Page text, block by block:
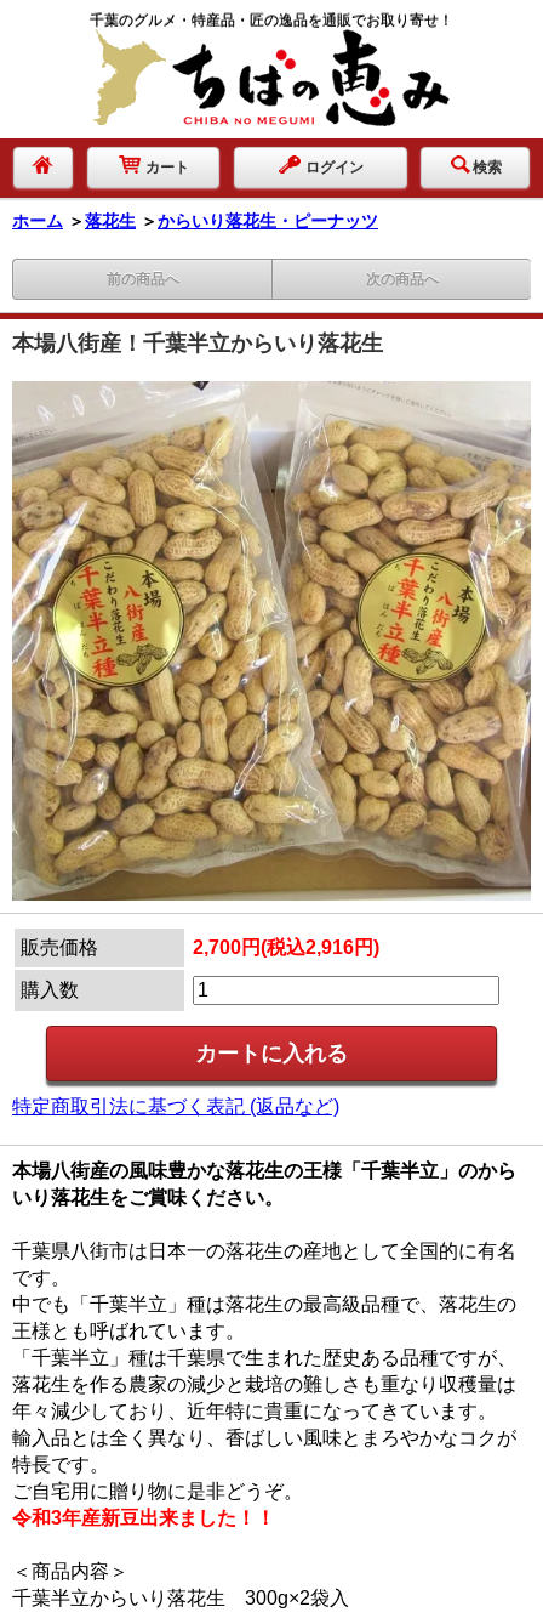
千葉のグルメ・特産品・匠の逸品を通販でお取り寄せ！
カート ログイン 検索
ホーム ＞落花生 ＞からいり落花生・ピーナッツ
前の商品へ 次の商品へ
本場八街産！千葉半立からいり落花生
販売価格 2,700円(税込2,916円)
購入数
特定商取引法に基づく表記 (返品など)
本場八街産の風味豊かな落花生の王様「千葉半立」のから
いり落花生をご賞味ください。
千葉県八街市は日本一の落花生の産地として全国的に有名
です。
中でも「千葉半立」種は落花生の最高級品種で、落花生の
王様とも呼ばれています。
「千葉半立」種は千葉県で生まれた歴史ある品種ですが、
落花生を作る農家の減少と栽培の難しさも重なり収穫量は
年々減少しており、近年特に貴重になってきています。
輸入品とは全く異なり、香ばしい風味とまろやかなコクが
特長です。
ご自宅用に贈り物に是非どうぞ。
令和3年産新豆出来ました！！
＜商品内容＞
千葉半立からいり落花生 300g×2袋入